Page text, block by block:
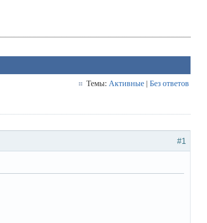
Темы: Активные| Без ответов
#1